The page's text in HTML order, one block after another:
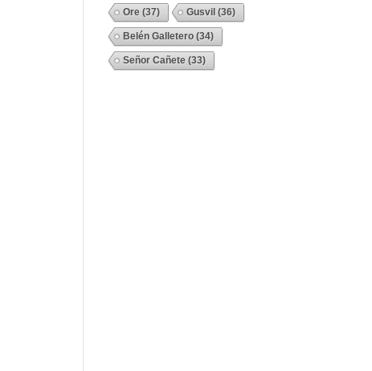
Ore (37) Gusvil (36)
Belén Galletero (34)
Señor Cañete (33)